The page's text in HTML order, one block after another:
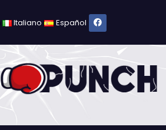
Italiano Español